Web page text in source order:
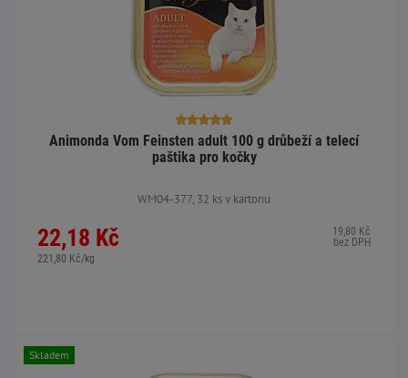
Animonda Vom Feinsten adult 100 g drůbeží a telecí
paštika pro kočky
WM04-377, 32 ks v kartonu
22,18 Kč
221,80 Kč/kg
19,80 Kč
bez DPH
Skladem